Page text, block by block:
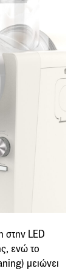
στην LED
ενώ το
μειώνει